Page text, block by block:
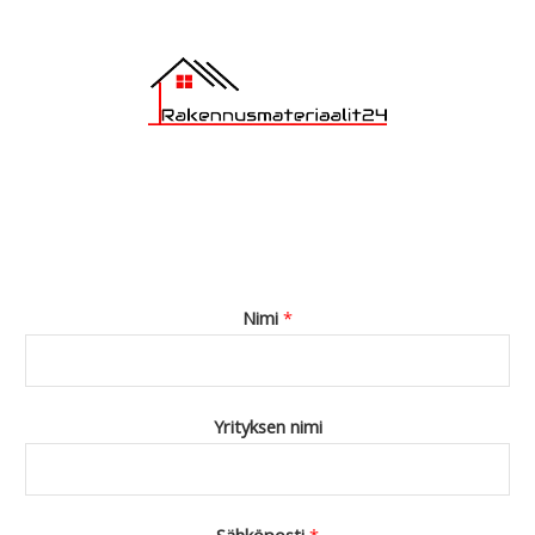
Nimi *
Yrityksen nimi